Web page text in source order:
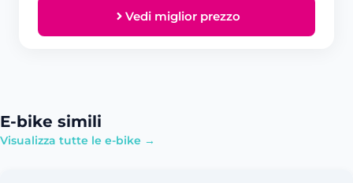
Vedi miglior prezzo
E-bike simili
Visualizza tutte le e-bike →